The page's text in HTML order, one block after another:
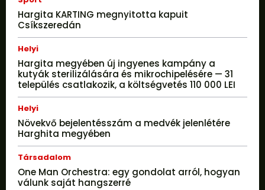
Hargita KARTING megnyitotta kapuit
Csíkszeredán
Helyi
Hargita megyében új ingyenes kampány a
kutyák sterilizálására és mikrochipelésére — 31
település csatlakozik, a költségvetés 110 000 LEI
Helyi
Növekvő bejelentésszám a medvék jelenlétére
Harghita megyében
Társadalom
One Man Orchestra: egy gondolat arról, hogyan
válunk saját hangszerré